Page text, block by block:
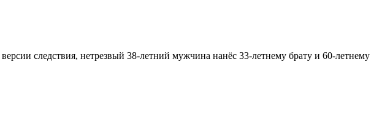
следствия, нетрезвый 38-летний мужчина нанёс 33-летнему брату и 60-летнему